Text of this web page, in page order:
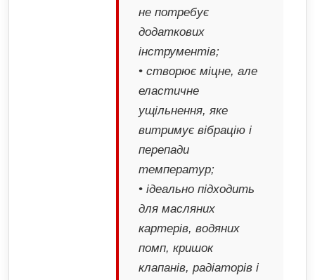
не потребує
додаткових
інструментів;
• створює міцне, але
еластичне
ущільнення, яке
витримує вібрацію і
перепади
температур;
• ідеально підходить
для масляних
картерів, водяних
помп, кришок
клапанів, радіаторів і